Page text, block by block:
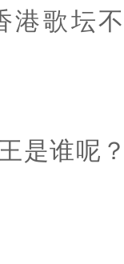
港歌坛
是谁呢